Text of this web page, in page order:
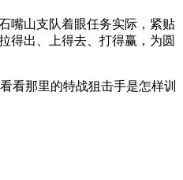
嘴山支队着眼任务实际，紧贴
得出、上得去、打得赢，为圆
看那里的特战狙击手是怎样训